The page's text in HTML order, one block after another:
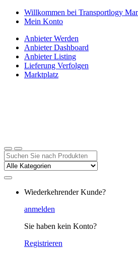
Navigation
Zum
Inhalt
Willkommen bei Transportlogy
Mein Konto
Anbieter Werden
Anbieter Dashboard
Anbieter Listing
Lieferung Verfolgen
Marktplatz
Suchen
nach:
Wiederkehrender Kunde?
anmelden
Sie haben kein Konto?
Registrieren